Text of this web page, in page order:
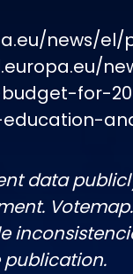
news/el/
budget-for-
data
publication.